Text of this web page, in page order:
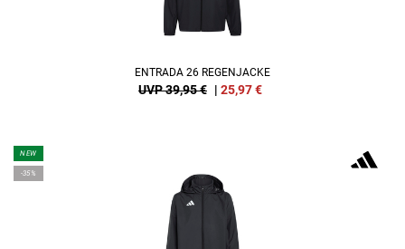
ENTRADA 26 REGENJACKE
UVP 39,95 € | 25,97€
NEW
-35%